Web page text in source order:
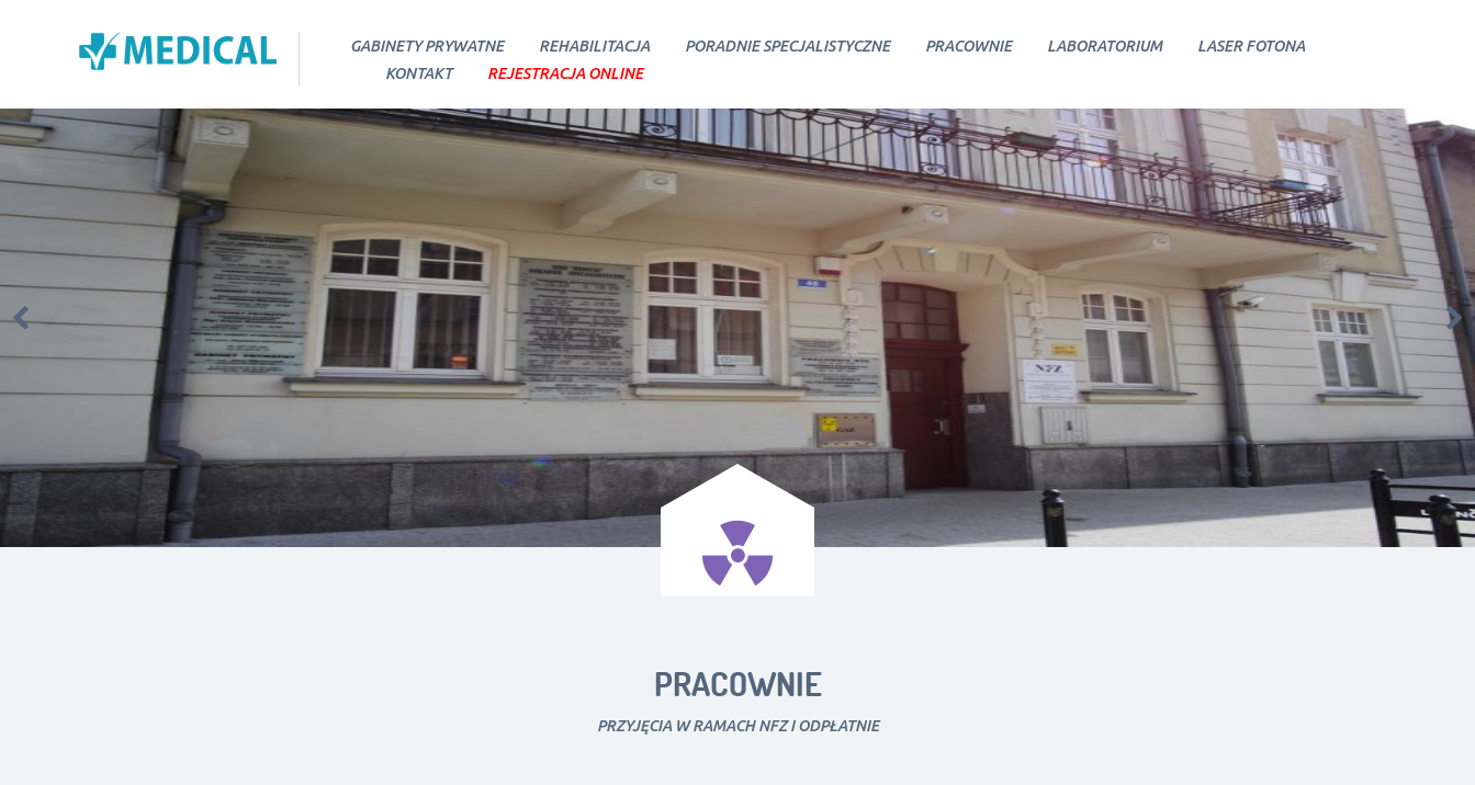
GABINETY PRYWATNE REHABILITACJA PORADNIE SPECJALISTYCZNE PRACOWNIE LABORATORIUM
LASER FOTONA
KONTAKT
REJESTRACJA ONLINE
PRACOWNIE
PRZYJĘCIA W RAMACH NFZ I ODPŁATNIE